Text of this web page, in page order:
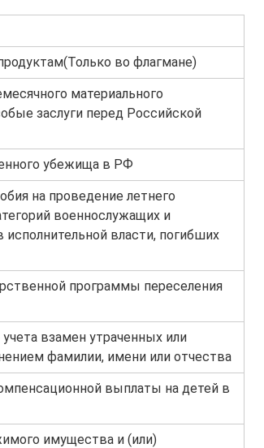
во флагмане)
материального
заслуги перед Российской
убежища в РФ
на проведение летнего
военнослужащих и
власти, погибших
программы переселения
взамен утраченных или
фамилии, имени или отчества
выплаты на детей в
имущества и (или)